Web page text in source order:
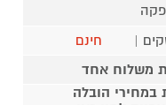
חינם
במחירי הובלה